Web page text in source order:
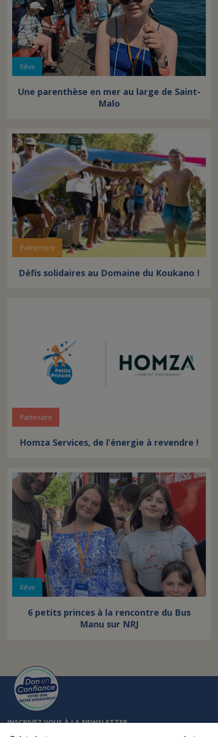
Rêve
Une parenthèse en mer au large de Saint-
Malo
Événement
Défis solidaires au Domaine du Koukano !
Partenaire
Homza Services, de l’énergie à revendre !
Rêve
6 petits princes à la rencontre du Bus
Manu sur NRJ
INSCRIVEZ VOUS À LA NEWSLETTER